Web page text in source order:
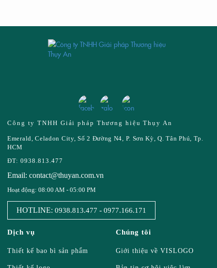
Công ty TNHH Giải pháp Thương hiệu Thụy An
Emerald, Celadon City, Số 2 Đường N4, P. Sơn Kỳ, Q. Tân Phú, Tp.
HCM
ĐT: 0938.813.477
Email: contact@thuyan.com.vn
Hoạt động: 08:00 AM - 05:00 PM
HOTLINE: 0938.813.477 - 0977.166.171
Dịch vụ
Thiết kế bao bì sản phẩm
Chúng tôi
Giới thiệu về VISLOGO